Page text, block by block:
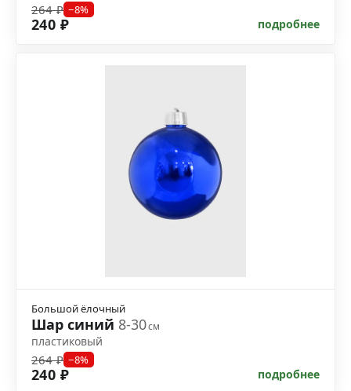
264 ₽ −8%
240 ₽ подробнее
Большой ёлочный
Шар синий 8-30см
пластиковый
264 ₽ −8%
240 ₽ подробнее